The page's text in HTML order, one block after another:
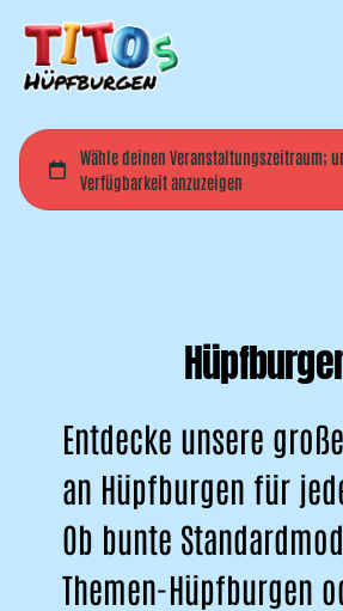
Entdecke unsere
an Hüpfburgen für
Ob bunte
Themen-Hüpfburgen